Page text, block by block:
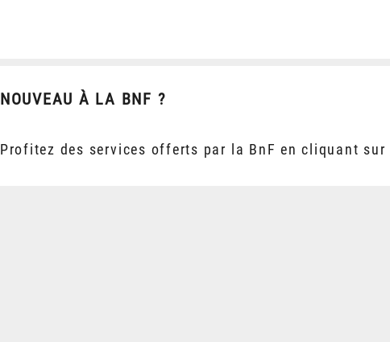
NOUVEAU À LA BNF ?
Profitez des services offerts par la BnF en cliquant sur